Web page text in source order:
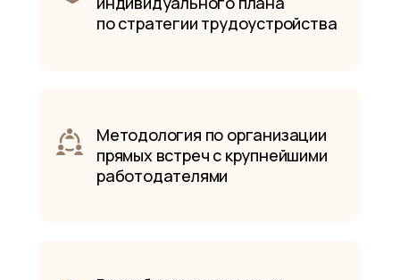
по стратегии трудоустройства
Методология по организации
прямых встреч с крупнейшими
работодателями